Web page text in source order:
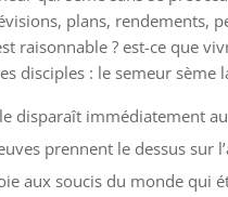
plans, rendements,
raisonnable ? est-ce que
disciples : le semeur
disparaît immédiatement
prennent le dessus sur
aux soucis du monde qui